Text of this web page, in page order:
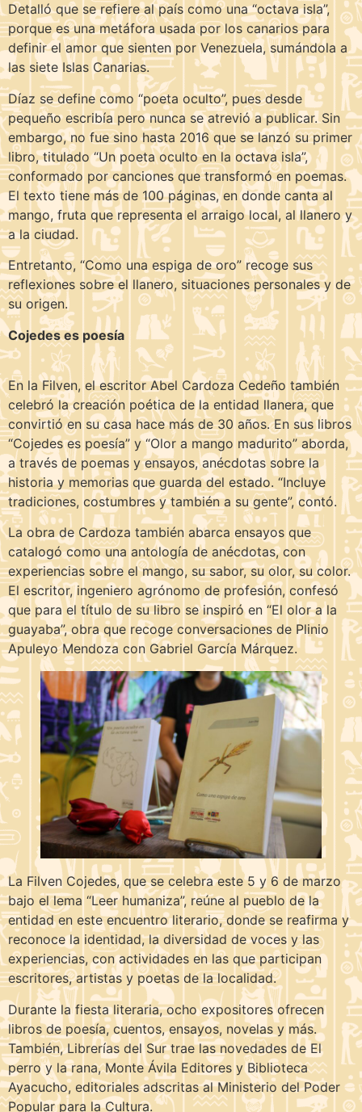
Detalló que se refiere al país como una “octava isla”,
porque es una metáfora usada por los canarios para
definir el amor que sienten por Venezuela, sumándola a
las siete Islas Canarias.
Díaz se define como “poeta oculto”, pues desde
pequeño escribía pero nunca se atrevió a publicar. Sin
embargo, no fue sino hasta 2016 que se lanzó su primer
libro, titulado “Un poeta oculto en la octava isla”,
conformado por canciones que transformó en poemas.
El texto tiene más de 100 páginas, en donde canta al
mango, fruta que representa el arraigo local, al llanero y
a la ciudad.
Entretanto, “Como una espiga de oro” recoge sus
reflexiones sobre el llanero, situaciones personales y de
su origen.
Cojedes es poesía
En la Filven, el escritor Abel Cardoza Cedeño también
celebró la creación poética de la entidad llanera, que
convirtió en su casa hace más de 30 años. En sus libros
“Cojedes es poesía” y “Olor a mango madurito” aborda,
a través de poemas y ensayos, anécdotas sobre la
historia y memorias que guarda del estado. “Incluye
tradiciones, costumbres y también a su gente”, contó.
La obra de Cardoza también abarca ensayos que
catalogó como una antología de anécdotas, con
experiencias sobre el mango, su sabor, su olor, su color.
El escritor, ingeniero agrónomo de profesión, confesó
que para el título de su libro se inspiró en “El olor a la
guayaba”, obra que recoge conversaciones de Plinio
Apuleyo Mendoza con Gabriel García Márquez.
La Filven Cojedes, que se celebra este 5 y 6 de marzo
bajo el lema “Leer humaniza”, reúne al pueblo de la
entidad en este encuentro literario, donde se reafirma y
reconoce la identidad, la diversidad de voces y las
experiencias, con actividades en las que participan
escritores, artistas y poetas de la localidad.
Durante la fiesta literaria, ocho expositores ofrecen
libros de poesía, cuentos, ensayos, novelas y más.
También, Librerías del Sur trae las novedades de El
perro y la rana, Monte Ávila Editores y Biblioteca
Ayacucho, editoriales adscritas al Ministerio del Poder
Popular para la Cultura.